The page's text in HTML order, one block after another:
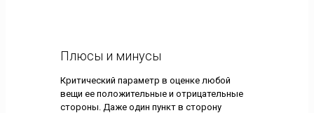
Плюсы и минусы
Критический параметр в оценке любой
вещи ее положительные и отрицательные
стороны. Даже один пункт в сторону